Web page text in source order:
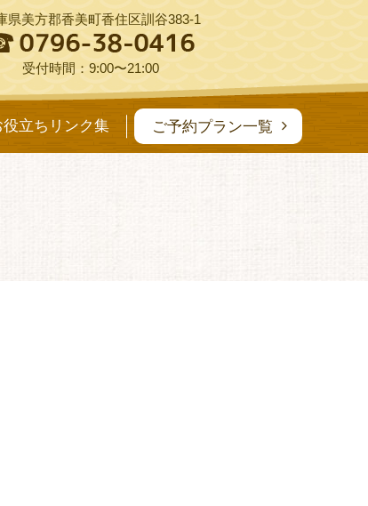
県美方郡香美町香住区訓谷383-1
受付時間：9:00〜21:00
役立ちリンク集 ご予約プラン一覧